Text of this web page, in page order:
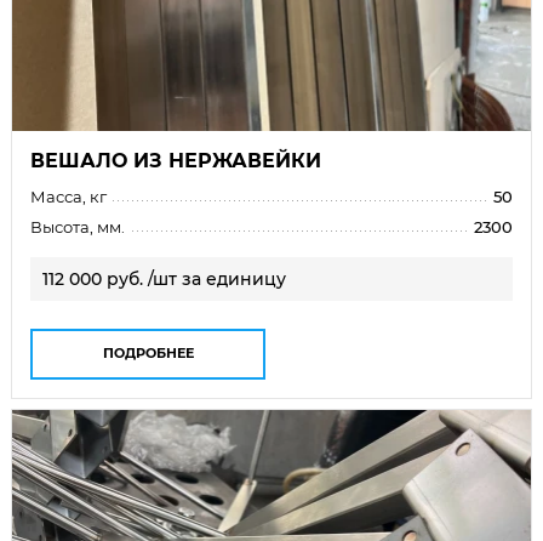
ВЕШАЛО ИЗ НЕРЖАВЕЙКИ
Масса, кг
50
Высота, мм.
2300
112 000 руб. /шт за единицу
ПОДРОБНЕЕ